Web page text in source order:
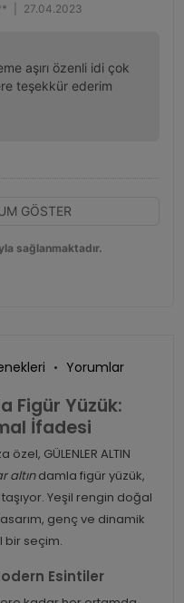
27.04.2023
aşırı özenli idi çok
teşekkür ederim
GÖSTER
sağlanmaktadır.
Yorumlar
Figür Yüzük:
İfadesi
özel, GÜLENLER ALTIN
altındamla figür yüzük,
Yeşil rengin doğal
genç ve dinamik
bir seçim.
Esintiler